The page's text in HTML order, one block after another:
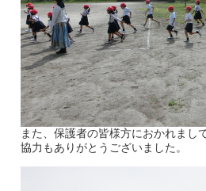
また、保護者の皆様方におかれまし
協力もありがとうございました。